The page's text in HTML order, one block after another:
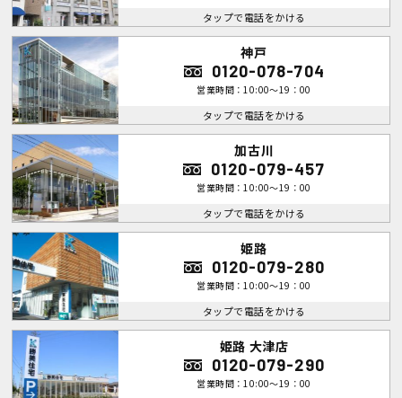
タップで電話をかける
神戸
0120-078-704
営業時間：10:00～19：00
タップで電話をかける
加古川
0120-079-457
営業時間：10:00～19：00
タップで電話をかける
姫路
0120-079-280
営業時間：10:00～19：00
タップで電話をかける
姫路 大津店
0120-079-290
営業時間：10:00～19：00